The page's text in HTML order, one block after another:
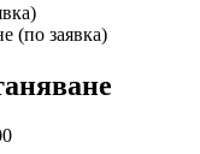
(по заявка)